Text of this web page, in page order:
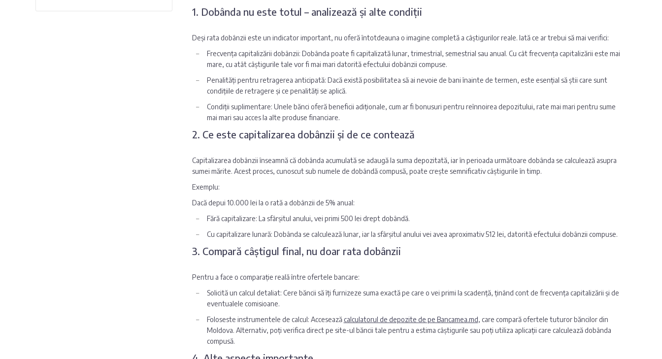
1. Dobânda nu este totul – analizează și alte condiții
Deși rata dobânzii este un indicator important, nu oferă întotdeauna o imagine completă a câștigurilor reale. Iată ce ar trebui să mai verifici:
Frecvența capitalizării dobânzii: Dobânda poate fi capitalizată lunar, trimestrial, semestrial sau anual. Cu cât frecvența capitalizării este mai
mare, cu atât câștigurile tale vor fi mai mari datorită efectului dobânzii compuse.
Penalități pentru retragerea anticipată: Dacă există posibilitatea să ai nevoie de bani înainte de termen, este esențial să știi care sunt
condițiile de retragere și ce penalități se aplică.
Condiții suplimentare: Unele bănci oferă beneficii adiționale, cum ar fi bonusuri pentru reînnoirea depozitului, rate mai mari pentru sume
mai mari sau acces la alte produse financiare.
2. Ce este capitalizarea dobânzii și de ce contează
Capitalizarea dobânzii înseamnă că dobânda acumulată se adaugă la suma depozitată, iar în perioada următoare dobânda se calculează asupra
sumei mărite. Acest proces, cunoscut sub numele de dobândă compusă, poate crește semnificativ câștigurile în timp.
Exemplu:
Dacă depui 10.000 lei la o rată a dobânzii de 5% anual:
Fără capitalizare: La sfârșitul anului, vei primi 500 lei drept dobândă.
Cu capitalizare lunară: Dobânda se calculează lunar, iar la sfârșitul anului vei avea aproximativ 512 lei, datorită efectului dobânzii compuse.
3. Compară câștigul final, nu doar rata dobânzii
Pentru a face o comparație reală între ofertele bancare:
Solicită un calcul detaliat: Cere băncii să îți furnizeze suma exactă pe care o vei primi la scadență, ținând cont de frecvența capitalizării și de
eventualele comisioane.
Foloseste instrumentele de calcul: Acceseazăcalculatorul de depozite de pe Bancamea.md, care compară ofertele tuturor băncilor din
Moldova. Alternativ, poți verifica direct pe site-ul băncii tale pentru a estima câștigurile sau poți utiliza aplicații care calculează dobânda
compusă.